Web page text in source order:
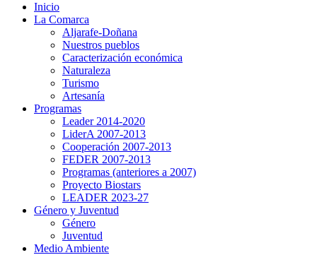
Inicio
La Comarca
Aljarafe-Doñana
Nuestros pueblos
Caracterización económica
Naturaleza
Turismo
Artesanía
Programas
Leader 2014-2020
LiderA 2007-2013
Cooperación 2007-2013
FEDER 2007-2013
Programas (anteriores a 2007)
Proyecto Biostars
LEADER 2023-27
Género y Juventud
Género
Juventud
Medio Ambiente